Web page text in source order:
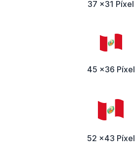
37 x31 Píxel
45 x36 Píxel
52 x43 Píxel